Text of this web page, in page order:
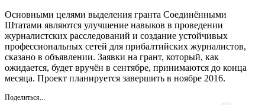
Основными целями выделения гранта Соединёнными
Штатами являются улучшение навыков в проведении
журналистских расследований и создание устойчивых
профессиональных сетей для прибалтийских журналистов,
сказано в объявлении. Заявки на грант, который, как
ожидается, будет вручён в сентябре, принимаются до конца
месяца. Проект планируется завершить в ноябре 2016.
Поделиться...